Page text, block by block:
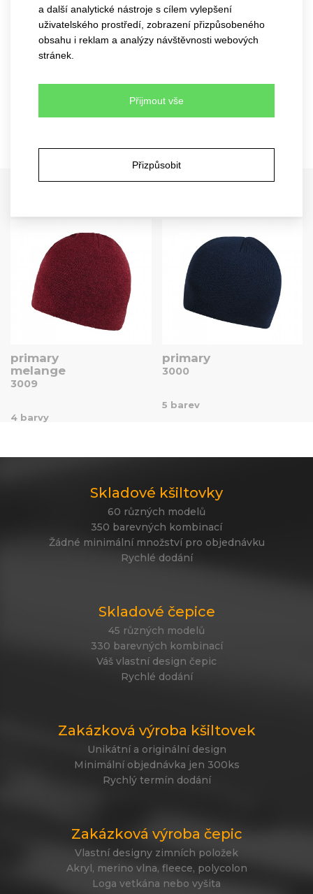
a další analytické nástroje s cílem vylepšení
uživatelského prostředí, zobrazení přizpůsobeného
obsahu i reklam a analýzy návštěvnosti webových
stránek.
Přijmout vše
Přizpůsobit
primary
melange
3009
4 barvy
primary
3000
5 barev
Skladové kšiltovky
60 různých modelů
350 barevných kombinací
Žádné minimální množství pro objednávku
Rychlé dodání
Skladové čepice
45 různých modelů
330 barevných kombinací
Váš vlastní design čepic
Rychlé dodání
Zakázková výroba kšiltovek
Unikátní a originální design
Minimální objednávka jen 300ks
Rychlý termín dodání
Zakázková výroba čepic
Vlastní designy zimních položek
Akryl, merino vlna, fleece, polycolon
Loga vetkána nebo vyšita